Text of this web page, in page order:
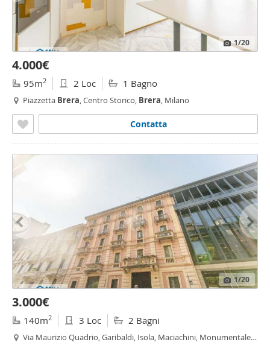
1/20
4.000€
95m2 2 Loc 1 Bagno
Piazzetta Brera, Centro Storico, Brera, Milano
Contatta
1/20
3.000€
140m2 3 Loc 2 Bagni
Via Maurizio Quadrio, Garibaldi, Isola, Maciachini, Monumentale,